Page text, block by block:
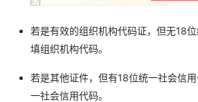
若是有效的组织机构代码证，但无18
填组织机构代码。
若是其他证件，但有18位统一社会信
一社会信用代码。